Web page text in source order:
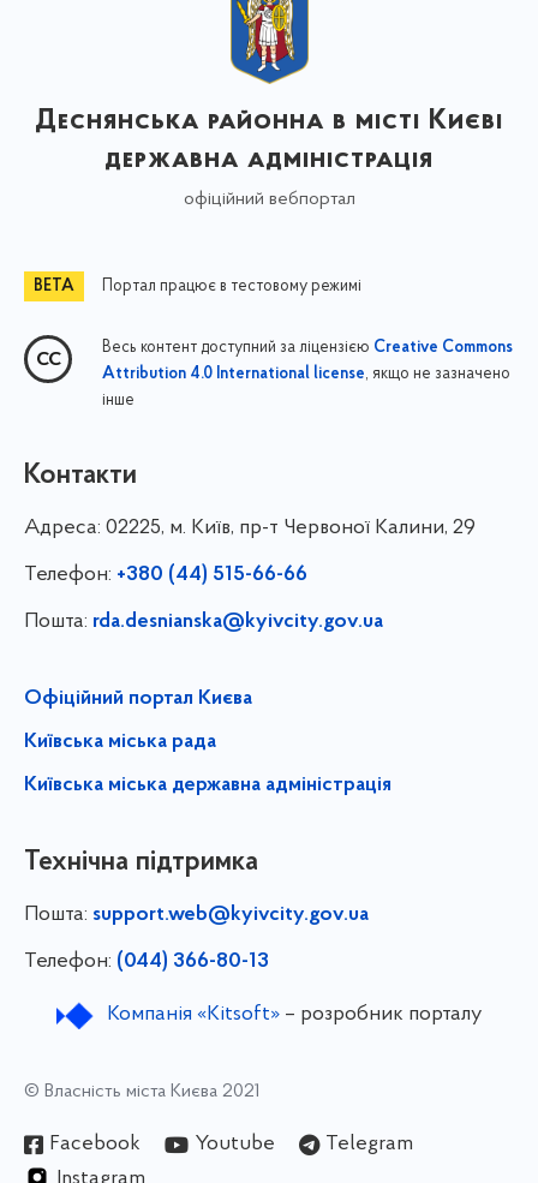
Деснянська районна в місті Києві
державна адміністрація
офіційний вебпортал
Портал працює в тестовому режимі
Весь контент доступний за ліцензією Creative Commons
Attribution 4.0 International license, якщо не зазначено
інше
Контакти
Адреса: 02225, м. Київ, пр-т Червоної Калини, 29
Телефон: +380 (44) 515-66-66
Пошта: rda.desnianska@kyivcity.gov.ua
Офіційний портал Києва
Київська міська рада
Київська міська державна адміністрація
Технічна підтримка
Пошта: support.web@kyivcity.gov.ua
Телефон: (044) 366-80-13
Компанія «Kitsoft»– розробник порталу
© Власність міста Києва 2021
Facebook Youtube
Telegram
Instagram